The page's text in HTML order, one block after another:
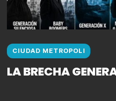
CIUDAD METROPOLI
LA BRECHA